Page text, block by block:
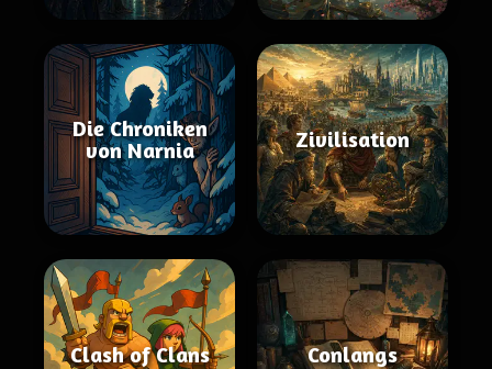
Die Chroniken
von Narnia
Zivilisation
Clash of Clans Conlangs